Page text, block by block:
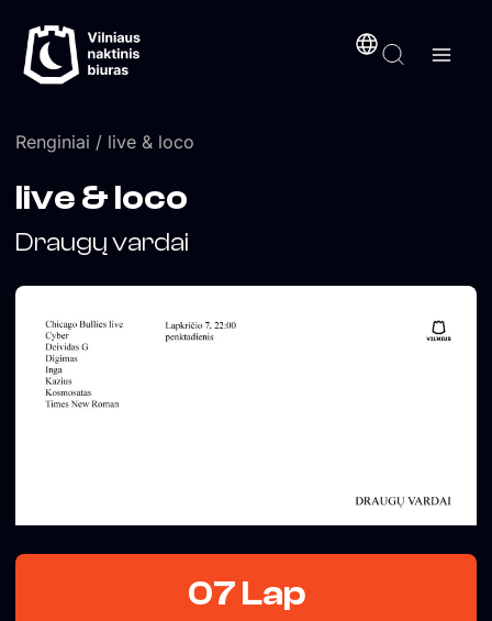
prie
turinio
Renginiai / live & loco
live & loco
Draugų vardai
07 Lap